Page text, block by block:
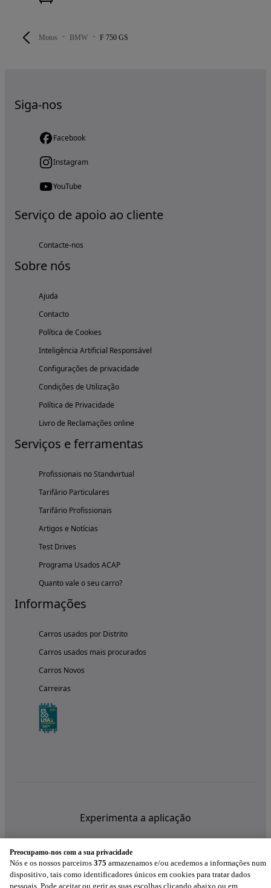
Motos BMW F 750 GS
Siga-nos
Facebook
Instagram
YouTube
Serviço de apoio ao cliente
Contacte-nos
Sobre nós
Ajuda
Contacto
Política de Cookies
Inteligência Artificial Responsável
Configurações de privacidade
Condições de Utilização
Política de Privacidade
Livro de Reclamações online
Serviços e ferramentas
Profissionais no Standvirtual
Tarifário Particulares
Tarifário Profissionais
Artigos e Notícias
Test Drives
Programa Usados ACAP
Quanto vale o seu carro?
Informações
Carros usados por Distrito
Carros usados mais procurados
Carros Novos
Carreiras
Experimenta a aplicação
Preocupamo-nos com a sua privacidade
Nós e os nossos parceiros 375 armazenamos e/ou acedemos a informações num
dispositivo, tais como identificadores únicos em cookies para tratar dados
pessoais. Pode aceitar ou gerir as suas escolhas clicando abaixo ou em